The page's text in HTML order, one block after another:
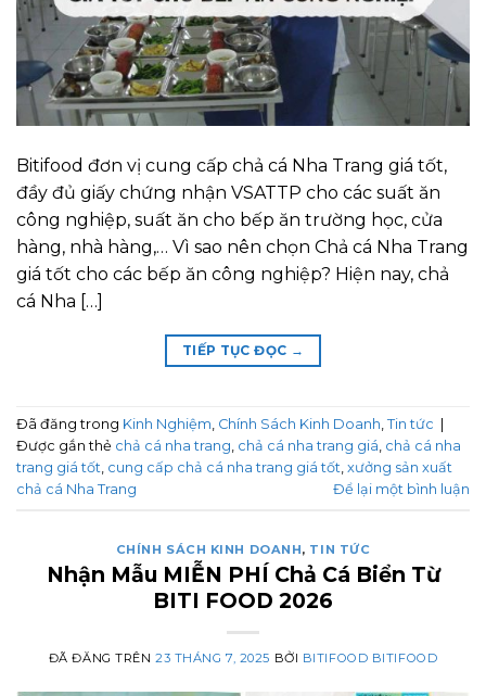
Bitifood đơn vị cung cấp chả cá Nha Trang giá tốt,
đầy đủ giấy chứng nhận VSATTP cho các suất ăn
công nghiệp, suất ăn cho bếp ăn trường học, cửa
hàng, nhà hàng,… Vì sao nên chọn Chả cá Nha Trang
giá tốt cho các bếp ăn công nghiệp? Hiện nay, chả
cá Nha […]
TIẾP TỤC ĐỌC →
Đã đăng trong Kinh Nghiệm, Chính Sách Kinh Doanh, Tin tức
Được gắn thẻ chả cá nha trang, chả cá nha trang giá, chả cá nha
trang giá tốt, cung cấp chả cá nha trang giá tốt, xưởng sản xuất
chả cá Nha Trang
Để lại một bình luận
CHÍNH SÁCH KINH DOANH, TIN TỨC
Nhận Mẫu MIỄN PHÍ Chả Cá Biển Từ
BITI FOOD 2026
ĐÃ ĐĂNG TRÊN 23 THÁNG 7, 2025 BỞI BITIFOOD BITIFOOD